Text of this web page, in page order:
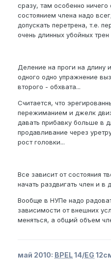
сразу, там особенно ничего
состоянием члена надо
допускать перетрена, т.е.
очень длинных убойных
Деление на проги на длину
одного одно упражнение
второго - обхвата...
Считается, что
пережиманием и джелк
давать прибавку больше в
продавливание через
рост головки...
Все зависит от состояния
начать раздвигать член и в
Вообще в НУПе надо
зависимости от внешних
меняться, а общий объем
май 2010: BPEL14/EG